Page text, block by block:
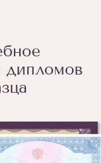
дипломов